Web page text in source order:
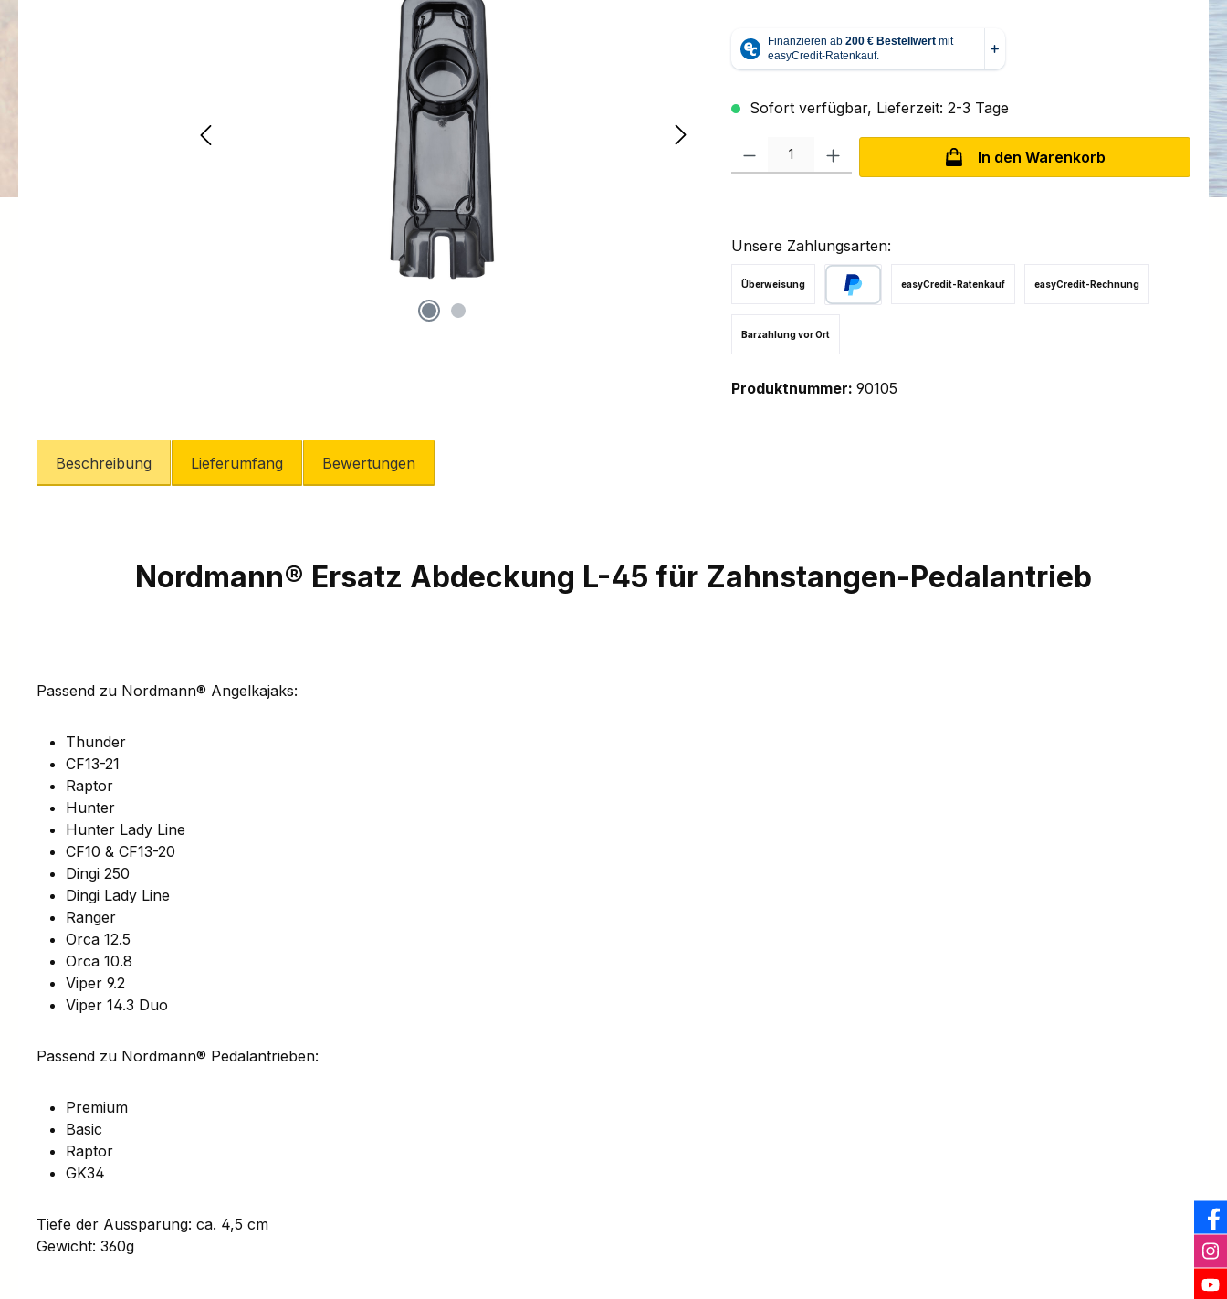
Sofort verfügbar, Lieferzeit: 2-3 Tage
Produkt Anzahl: Gib den gewünschten Wert ein oder benutze die Schaltflächen
In den Warenkorb
Unsere Zahlungsarten:
Überweisung easyCredit-Ratenkauf easyCredit-Rechnung
Barzahlung vor Ort
Produktnummer: 90105
Beschreibung Lieferumfang Bewertungen
Nordmann® Ersatz Abdeckung L-45 für Zahnstangen-Pedalantrieb
Passend zu Nordmann® Angelkajaks:
Thunder
CF13-21
Raptor
Hunter
Hunter Lady Line
CF10 & CF13-20
Dingi 250
Dingi Lady Line
Ranger
Orca 12.5
Orca 10.8
Viper 9.2
Viper 14.3 Duo
Passend zu Nordmann® Pedalantrieben:
Premium
Basic
Raptor
GK34
Tiefe der Aussparung: ca. 4,5 cm
Gewicht: 360g